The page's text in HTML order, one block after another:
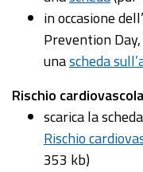
in occasione
Prevention
unascheda
Rischio
scarica la
Rischio
353 kb)